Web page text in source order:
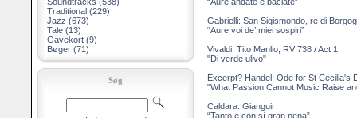
Traditional (229)
Jazz (673)
Tale (13)
Gavekort (9)
Bøger (71)
Søg
Gabrielli: San Sigismondo, re di
“Aure voi de’ miei sospiri”
Vivaldi: Tito Manlio, RV 738 / Act 1
"Di verde ulivo"
Excerpt? Handel: Ode for St Cecilia's
"What Passion Cannot Music Raise
Caldara: Gianguir
“Tanto e con sì gran pena”